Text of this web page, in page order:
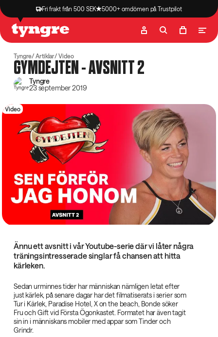
Fri frakt från 500 SEK 5000+ omdömen på Trustpilot
Butik Recept
Tyngre Artiklar Video
GYMDEJTEN - AVSNITT 2
Tyngre
23 september 2019
Video
Ännu ett avsnitt i vår Youtube-serie där vi låter några
träningsintresserade singlar få chansen att hitta
kärleken.
Sedan urminnes tider har människan nämligen letat efter
just kärlek, på senare dagar har det filmatiserats i serier som
Tur i Kärlek, Paradise Hotel, X on the beach, Bonde söker
Fru och Gift vid Första Ögonkastet. Formatet har även tagit
sin in i människans mobiler med appar som Tinder och
Grindr.